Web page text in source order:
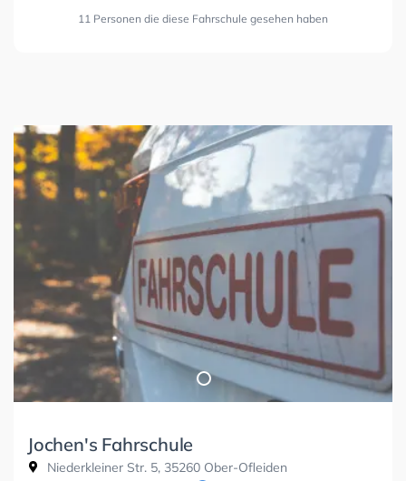
11 Personen die diese Fahrschule gesehen haben
Jochen's Fahrschule
Niederkleiner Str. 5, 35260 Ober-Ofleiden